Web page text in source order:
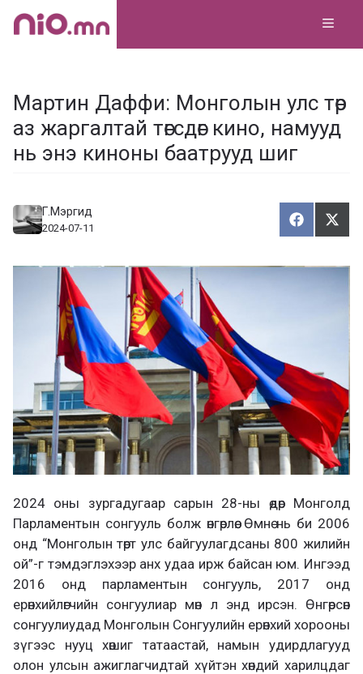
Skip
Мартин Даффи: Монголын улс төр
аз жаргалтай төгсдөг кино, намууд
нь энэ киноны баатрууд шиг
Г.Мэргид
2024-07-11
Х
у
а
Т
ү
э
2024 оны зургадугаар сарын 28-ны өдөр Монголд
Парламентын сонгууль болж өнгөрлөө. Өмнө нь би 2006
онд “Монголын төрт улс байгуулагдсаны 800 жилийн
ой”-г тэмдэглэхээр анх удаа ирж байсан юм. Ингээд
2016 онд парламентын сонгууль, 2017 онд
ерөнхийлөгчийн сонгуулиар мөн л энд ирсэн. Өнгөрсөн
сонгуулиудад Монголын Сонгуулийн ерөнхий хорооны
зүгээс нууц хөшиг татаастай, намын удирдлагууд
олон улсын ажиглагчидтай хүйтэн хөндий харилцдаг